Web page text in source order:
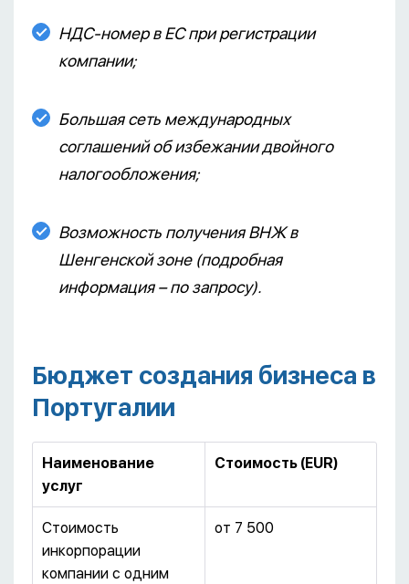
НДС-номер в ЕС при регистрации
компании;
Большая сеть международных
соглашений об избежании двойного
налогообложения;
Возможность получения ВНЖ в
Шенгенской зоне (подробная
информация – по запросу).
Бюджет создания бизнеса в
Португалии
Наименование
услуг
Стоимость (EUR)
Стоимость
инкорпорации
компании с одним
от 7 500